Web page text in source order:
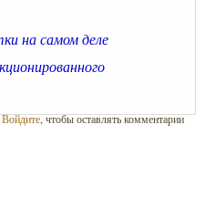
на самом деле
Войдите, чтобы оставлять комментарии